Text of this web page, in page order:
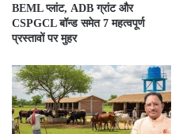
BEML प्लांट, ADB ग्रांट और
CSPGCL बॉन्ड समेत 7 महत्वपूर्ण
प्रस्तावों पर मुहर